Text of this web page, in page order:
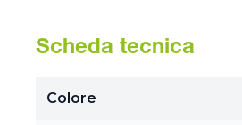
Scheda tecnica
Colore